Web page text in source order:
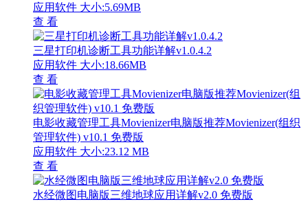
应用软件 大小:5.69MB
查 看
三星打印机诊断工具功能详解v1.0.4.2
应用软件 大小:18.66MB
查 看
电影收藏管理工具Movienizer电脑版推荐Movienizer(组织
管理软件) v10.1 免费版
应用软件 大小:23.12 MB
查 看
水经微图电脑版三维地球应用详解v2.0 免费版